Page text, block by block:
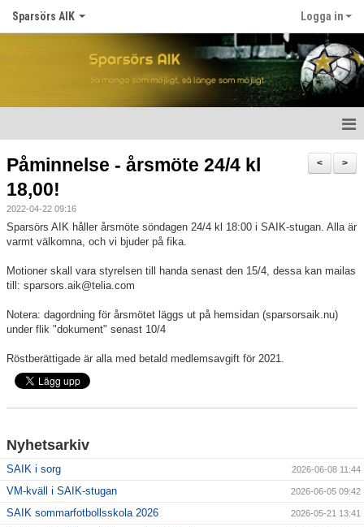
Sparsörs AIK Logga in
Hem
Nyheter
Om SAIK
Kalender
Matcher
För spelare/barn
Elljusspår
Klubbstugan
>
<
Påminnelse - årsmöte 24/4 kl
18,00!
2022-04-22 09:16
Sparsörs AIK håller årsmöte söndagen 24/4 kl 18:00 i SAIK-stugan. Alla är
varmt välkomna, och vi bjuder på fika.
Motioner skall vara styrelsen till handa senast den 15/4, dessa kan mailas
till: sparsors.aik@telia.com
Notera: dagordning för årsmötet läggs ut på hemsidan (sparsorsaik.nu)
under flik "dokument" senast 10/4
Röstberättigade är alla med betald medlemsavgift för 2021.
Nyhetsarkiv
SAIK i sorg 2026-06-08 11:44
VM-kväll i SAIK-stugan 2026-06-05 09:42
SAIK sommarfotbollsskola 2026 2026-05-21 13:41